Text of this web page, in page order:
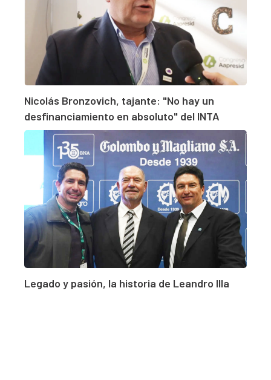
Nicolás Bronzovich, tajante: "No hay un
desfinanciamiento en absoluto" del INTA
Legado y pasión, la historia de Leandro Illa